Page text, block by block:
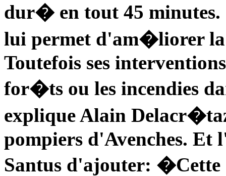
dur� en tout 45
lui permet d'am�liorer la
Toutefois ses
for�ts ou les incendies
explique Alain
pompiers d'Avenches.
Santus d'ajouter: